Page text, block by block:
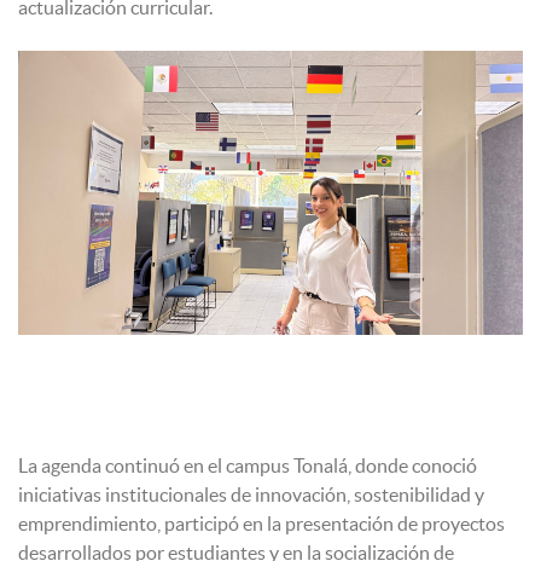
actualización curricular.
La agenda continuó en el campus Tonalá, donde conoció
iniciativas institucionales de innovación, sostenibilidad y
emprendimiento, participó en la presentación de proyectos
desarrollados por estudiantes y en la socialización de